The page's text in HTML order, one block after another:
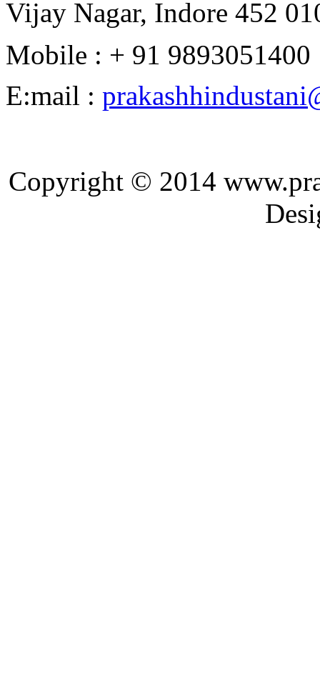
Vijay Nagar, Indore 452
Mobile : + 91 9893051400
E:mail :
Copyright © 2014
Designed